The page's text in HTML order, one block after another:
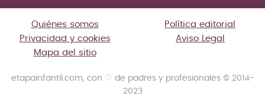
Quiénes somos
Política editorial
Privacidad y cookies
Aviso Legal
Mapa del sitio
etapainfantil.com, con ♡ de padres y profesionales © 2014-
2023